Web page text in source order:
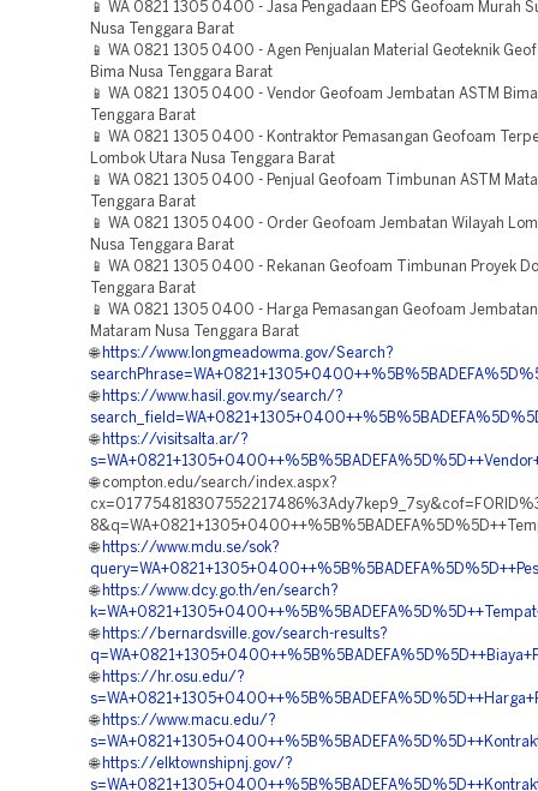
📱 WA 0821 1305 0400 - Jasa Pengadaan EPS Geofoam Murah
Nusa Tenggara Barat
📱 WA 0821 1305 0400 - Agen Penjualan Material Geoteknik
Bima Nusa Tenggara Barat
📱 WA 0821 1305 0400 - Vendor Geofoam Jembatan ASTM
Tenggara Barat
📱 WA 0821 1305 0400 - Kontraktor Pemasangan Geofoam
Lombok Utara Nusa Tenggara Barat
📱 WA 0821 1305 0400 - Penjual Geofoam Timbunan ASTM
Tenggara Barat
📱 WA 0821 1305 0400 - Order Geofoam Jembatan Wilayah
Nusa Tenggara Barat
📱 WA 0821 1305 0400 - Rekanan Geofoam Timbunan Proyek
Tenggara Barat
📱 WA 0821 1305 0400 - Harga Pemasangan Geofoam
Mataram Nusa Tenggara Barat
🌐 https://www.longmeadowma.gov/Search?
🌐 https://www.hasil.gov.my/search/?
🌐 https://visitsalta.ar/?
🌐 compton.edu/search/index.aspx?
🌐 https://www.mdu.se/sok?
🌐 https://www.dcy.go.th/en/search?
🌐 https://bernardsville.gov/search-results?
🌐 https://hr.osu.edu/?
🌐 https://www.macu.edu/?
🌐 https://elktownshipnj.gov/?